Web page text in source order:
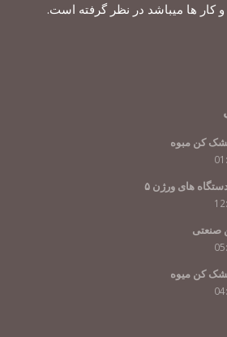
کار ها میباشد در نظر گرفته است.
کن مبوه
های ورژن ۵
صنعتی
کن میوه